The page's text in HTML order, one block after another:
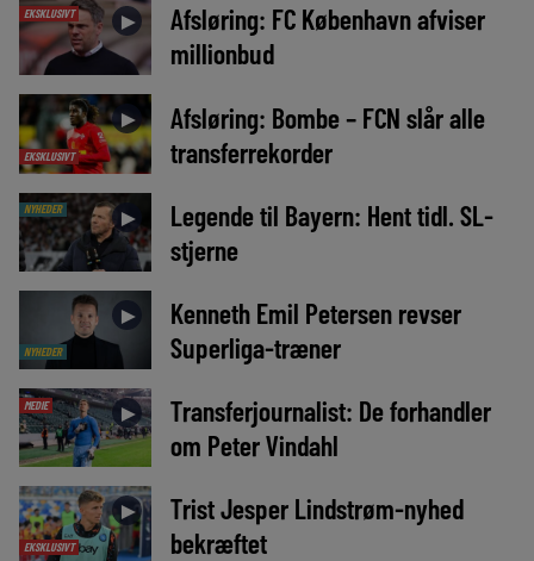
EKSKLUSIVT ►
Afsløring: FC København afviser
millionbud
EKSKLUSIVT
►
Afsløring: Bombe – FCN slår alle
transferrekorder
NYHEDER ►
Legende til Bayern: Hent tidl. SL-
stjerne
NYHEDER
►
Kenneth Emil Petersen revser
Superliga-træner
MEDIE ►
Transferjournalist: De forhandler
om Peter Vindahl
EKSKLUSIVT
►
Trist Jesper Lindstrøm-nyhed
bekræftet